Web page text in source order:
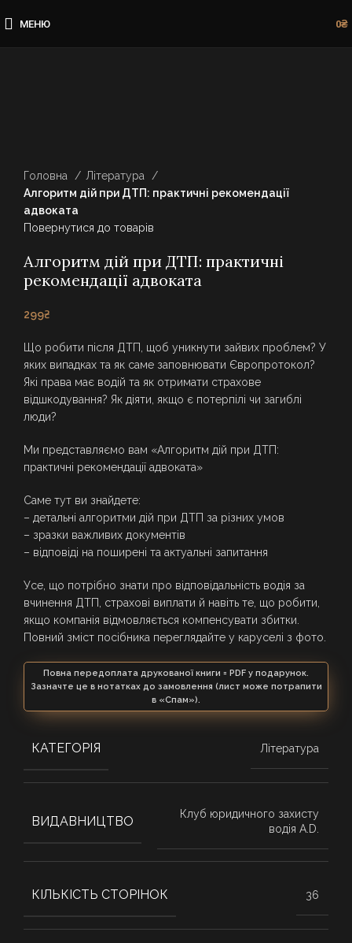
МЕНЮ 0₴
Головна
Література
Алгоритм дій при ДТП: практичні рекомендації
адвоката
Повернутися до товарів
Алгоритм дій при ДТП: практичні
рекомендації адвоката
299₴
Що робити після ДТП, щоб уникнути зайвих проблем? У
яких випадках та як саме заповнювати Європротокол?
Які права має водій та як отримати страхове
відшкодування? Як діяти, якщо є потерпілі чи загиблі
люди?
Ми представляємо вам «Алгоритм дій при ДТП:
практичні рекомендації адвоката»
Саме тут ви знайдете:
– детальні алгоритми дій при ДТП за різних умов
– зразки важливих документів
– відповіді на поширені та актуальні запитання
Усе, що потрібно знати про відповідальність водія за
вчинення ДТП, страхові виплати й навіть те, що робити,
якщо компанія відмовляється компенсувати збитки.
Повний зміст посібника переглядайте у каруселі з фото.
Повна передоплата друкованої книги = PDF у подарунок.
Зазначте це в нотатках до замовлення (лист може потрапити
в «Спам»).
КАТЕГОРІЯ Література
ВИДАВНИЦТВО
Клуб юридичного захисту
водія A.D.
КІЛЬКІСТЬ СТОРІНОК 36